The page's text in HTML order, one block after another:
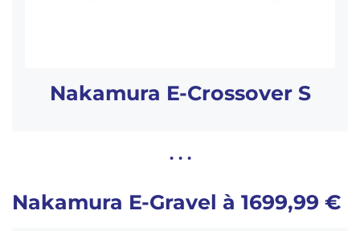
Nakamura E-Crossover S
. . .
Nakamura E-Gravel à 1699,99 €